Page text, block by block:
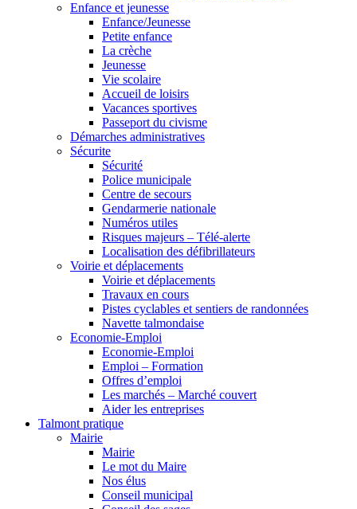
Enfance et jeunesse
Enfance/Jeunesse
Petite enfance
La crèche
Jeunesse
Vie scolaire
Accueil de loisirs
Vacances sportives
Passeport du civisme
Démarches administratives
Sécurite
Sécurité
Police municipale
Centre de secours
Gendarmerie nationale
Numéros utiles
Risques majeurs – Télé-alerte
Localisation des défibrillateurs
Voirie et déplacements
Voirie et déplacements
Travaux en cours
Pistes cyclables et sentiers de randonnées
Navette talmondaise
Economie-Emploi
Economie-Emploi
Emploi – Formation
Offres d’emploi
Les marchés – Marché couvert
Aider les entreprises
Talmont pratique
Mairie
Mairie
Le mot du Maire
Nos élus
Conseil municipal